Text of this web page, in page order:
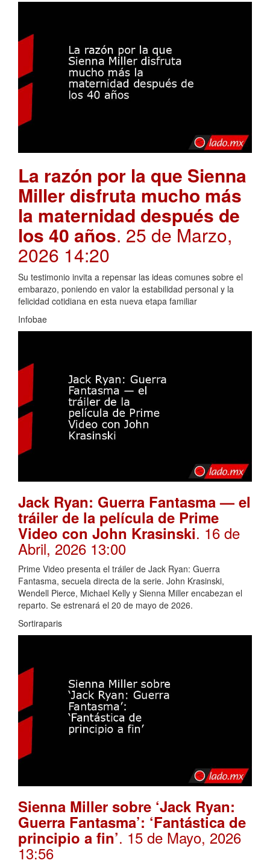
La razón por la que Sienna
Miller disfruta mucho más
la maternidad después de
los 40 años. 25 de Marzo,
2026 14:20
Su testimonio invita a repensar las ideas comunes sobre el
embarazo, poniendo en valor la estabilidad personal y la
felicidad cotidiana en esta nueva etapa familiar
Infobae
Jack Ryan: Guerra Fantasma — el
tráiler de la película de Prime
Video con John Krasinski. 16 de
Abril, 2026 13:00
Prime Video presenta el tráiler de Jack Ryan: Guerra
Fantasma, secuela directa de la serie. John Krasinski,
Wendell Pierce, Michael Kelly y Sienna Miller encabezan el
reparto. Se estrenará el 20 de mayo de 2026.
Sortiraparis
Sienna Miller sobre ‘Jack Ryan:
Guerra Fantasma’: ‘Fantástica de
principio a fin’. 15 de Mayo, 2026
13:56